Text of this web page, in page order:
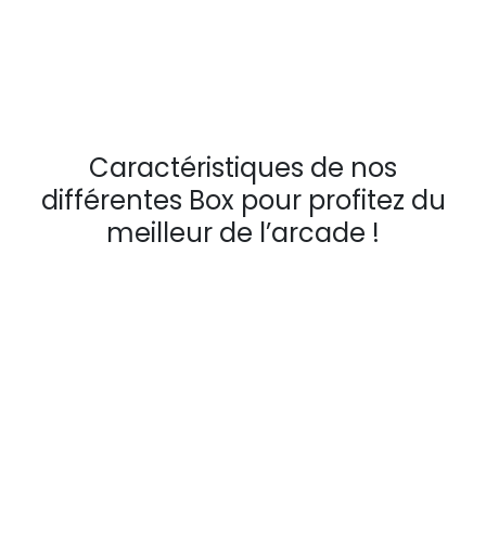
Caractéristiques de nos
différentes Box pour profitez du
meilleur de l’arcade !